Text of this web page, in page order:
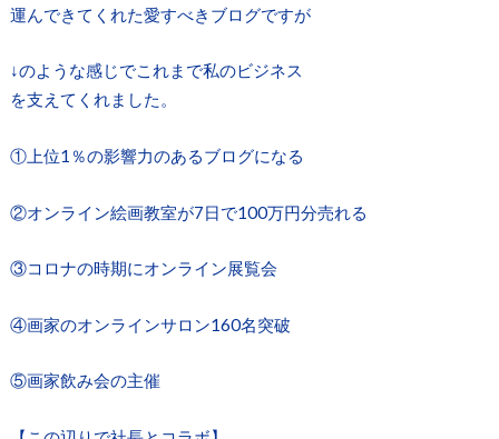
運んできてくれた愛すべきブログですが
↓のような感じでこれまで私のビジネス
を支えてくれました。
①上位1％の影響力のあるブログになる
②オンライン絵画教室が7日で100万円分売れる
③コロナの時期にオンライン展覧会
④画家のオンラインサロン160名突破
⑤画家飲み会の主催